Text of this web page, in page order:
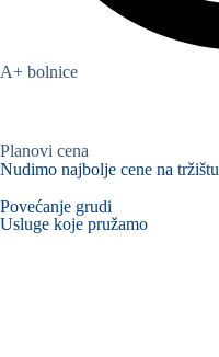
A+ bolnice
Planovi cena
Nudimo najbolje cene na tržištu
Povećanje grudi
Usluge koje pružamo